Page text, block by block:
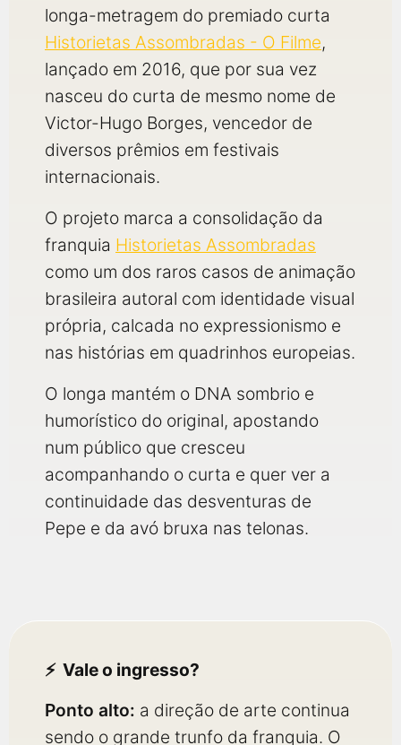
longa-metragem do premiado curta
Historietas Assombradas - O Filme,
lançado em 2016, que por sua vez
nasceu do curta de mesmo nome de
Victor-Hugo Borges, vencedor de
diversos prêmios em festivais
internacionais.
O projeto marca a consolidação da
franquia Historietas Assombradas
como um dos raros casos de animação
brasileira autoral com identidade visual
própria, calcada no expressionismo e
nas histórias em quadrinhos europeias.
O longa mantém o DNA sombrio e
humorístico do original, apostando
num público que cresceu
acompanhando o curta e quer ver a
continuidade das desventuras de
Pepe e da avó bruxa nas telonas.
Vale o ingresso?
Ponto alto: a direção de arte continua
sendo o grande trunfo da franquia. O